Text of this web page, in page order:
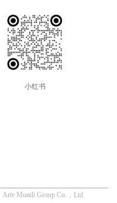
小红书
Arte Mundi Group Co.，Ltd.